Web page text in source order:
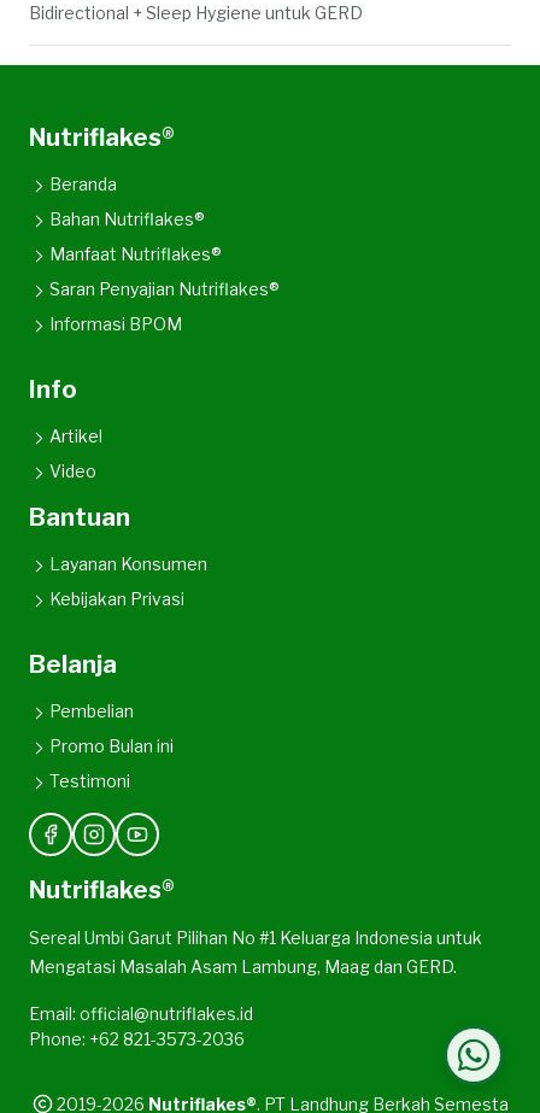
Bidirectional + Sleep Hygiene untuk GERD
Nutriflakes®
Beranda
Bahan Nutriflakes®
Manfaat Nutriflakes®
Saran Penyajian Nutriflakes®
Informasi BPOM
Info
Artikel
Video
Bantuan
Layanan Konsumen
Kebijakan Privasi
Belanja
Pembelian
Promo Bulan ini
Testimoni
Nutriflakes®
Sereal Umbi Garut Pilihan No #1 Keluarga Indonesia untuk
Mengatasi Masalah Asam Lambung, Maag dan GERD.
Email: official@nutriflakes.id
Phone: +62 821-3573-2036
2019-2026 Nutriflakes®. PT Landhung Berkah Semesta